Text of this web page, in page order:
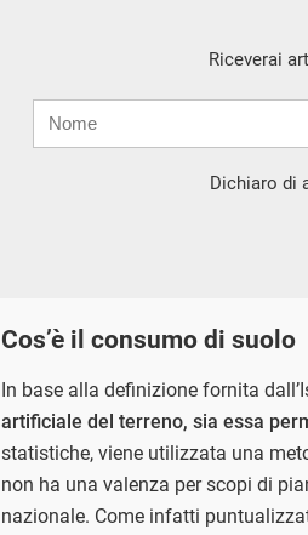
Riceverai
mail
Dichiaro di
Cos’è il consumo di suolo
In base alla definizione fornita
artificiale del terreno, sia essa
statistiche, viene utilizzata una
non ha una valenza per scopi di
nazionale. Come infatti